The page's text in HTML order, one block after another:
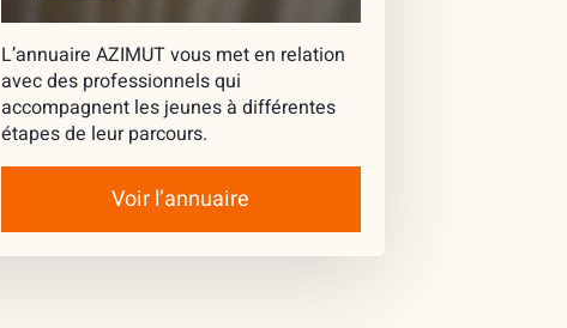
L’annuaire AZIMUT vous met en relation
avec des professionnels qui
accompagnent les jeunes à différentes
étapes de leur parcours.
Voir l’annuaire